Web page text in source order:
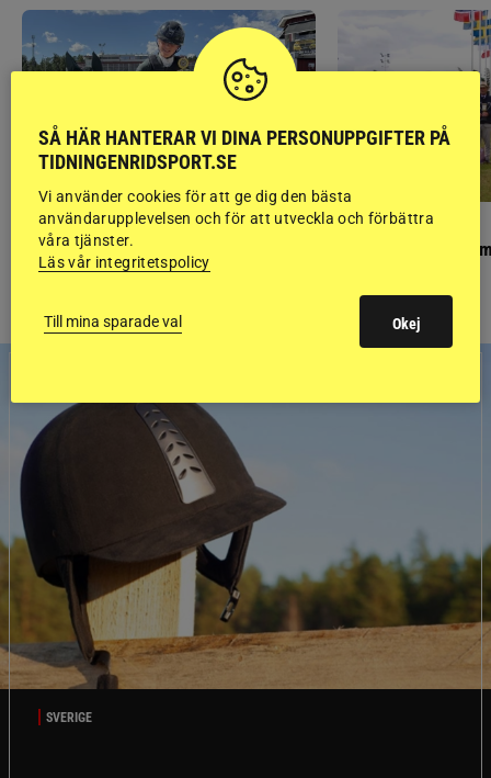
PONNYPAPPAN
Ponnypappan: Kärlek från första gnägget
GÄSTBLOGGEN
Finaldag med
SVERIGE
SÅ HÄR HANTERAR VI DINA PERSONUPPGIFTER PÅ
TIDNINGENRIDSPORT.SE
Vi använder cookies för att ge dig den bästa
användarupplevelsen och för att utveckla och förbättra
våra tjänster.
Läs vår integritetspolicy
Till mina sparade val Okej